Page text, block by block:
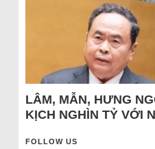
LÂM, MẪN, HƯNG
KỊCH NGHÌN TỶ VỚI
FOLLOW US